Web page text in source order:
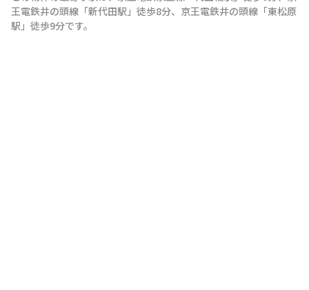
王電鉄井の頭線 「新代田駅 」 徒歩8分、 京王電鉄井の頭線 「東松原
駅 」 徒歩9分です。